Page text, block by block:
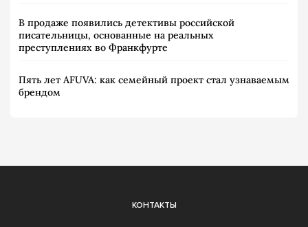
В продаже появились детективы российской
писательницы, основанные на реальных
преступлениях во Франкфурте
Пять лет AFUVA: как семейный проект стал узнаваемым
брендом
КОНТАКТЫ